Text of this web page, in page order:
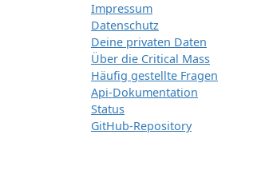
Impressum
Datenschutz
Deine privaten Daten
Über die Critical Mass
Häufig gestellte Fragen
Api-Dokumentation
Status
GitHub-Repository